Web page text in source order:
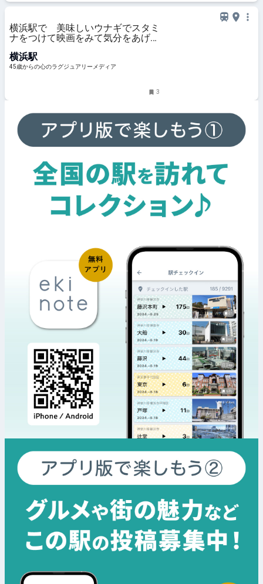
横浜駅で 美味しいウナギでスタミ
ナをつけて映画をみて気分をあげ
横浜駅
45歳からの心のラグジュアリーメディア
3